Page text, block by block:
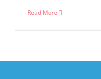
Read More